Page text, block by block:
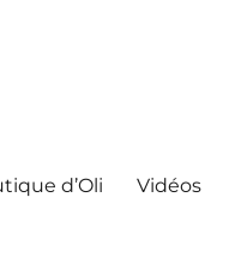
d’Oli Vidéos